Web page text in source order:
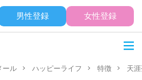
男性登録 女性登録
ール ハッピーライフ 特徴 天